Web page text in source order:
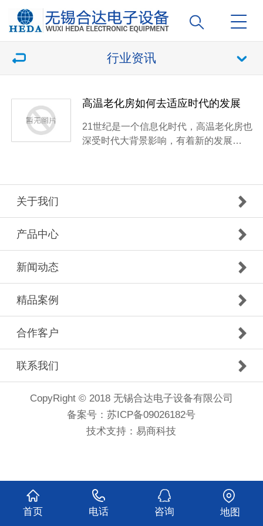
行业资讯
高温老化房如何去适应时代的发展
21世纪是一个信息化时代，高温老化房也
深受时代大背景影响，有着新的发展…
关于我们
产品中心
新闻动态
精品案例
合作客户
联系我们
CopyRight © 2018 无锡合达电子设备有限公司
备案号：苏ICP备09026182号
技术支持： 易商科技
首页 电话 咨询 地图